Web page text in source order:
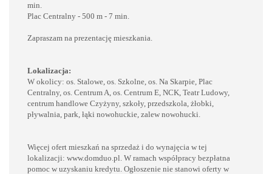
min.
Plac Centralny - 500 m - 7 min.
Zapraszam na prezentację mieszkania.
Lokalizacja:
W okolicy: os. Stalowe, os. Szkolne, os. Na Skarpie, Plac
Centralny, os. Centrum A, os. Centrum E, NCK, Teatr Ludowy,
centrum handlowe Czyżyny, szkoły, przedszkola, żłobki,
pływalnia, park, łąki nowohuckie, zalew nowohucki.
Więcej ofert mieszkań na sprzedaż i do wynajęcia w tej
lokalizacji: www.domduo.pl. W ramach współpracy bezpłatna
pomoc w uzyskaniu kredytu. Ogłoszenie nie stanowi oferty w